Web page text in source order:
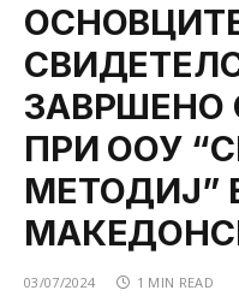
ЗАВРШЕНО
ПРИ ООУ
МЕТОДИЈ”
03/07/2024 1 MIN READ